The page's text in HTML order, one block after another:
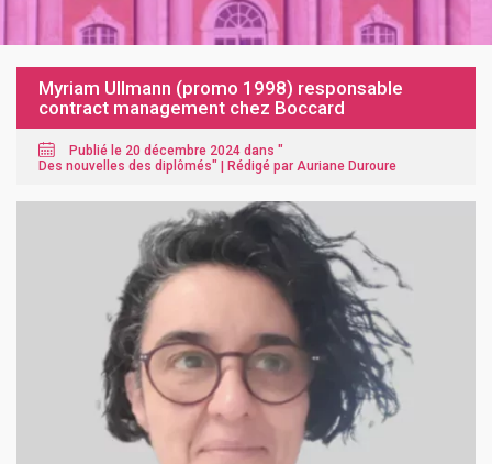
Myriam Ullmann (promo 1998) responsable
contract management chez Boccard
Publié le 20 décembre 2024 dans "
Des nouvelles des diplômés" | Rédigé par Auriane Duroure